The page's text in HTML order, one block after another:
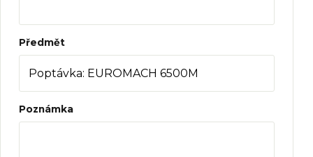
Předmět
Poznámka